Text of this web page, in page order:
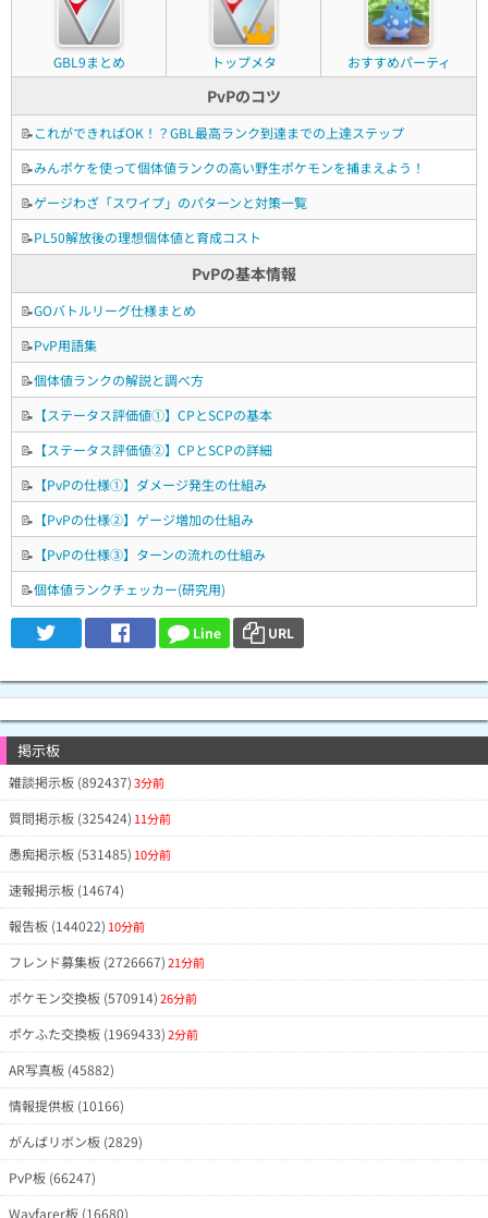
GBL9まとめ トップメタ おすすめパーティ
PvPのコツ
📝これができればOK！？GBL最高ランク到達までの上達ステップ
📝みんポケを使って個体値ランクの高い野生ポケモンを捕まえよう！
📝ゲージわざ「スワイプ」のパターンと対策一覧
📝PL50解放後の理想個体値と育成コスト
PvPの基本情報
📝GOバトルリーグ仕様まとめ
📝PvP用語集
📝個体値ランクの解説と調べ方
📝 【ステータス評価値①】CPとSCPの基本
📝 【ステータス評価値②】CPとSCPの詳細
📝 【PvPの仕様①】ダメージ発生の仕組み
📝 【PvPの仕様②】ゲージ増加の仕組み
📝 【PvPの仕様③】ターンの流れの仕組み
📝個体値ランクチェッカー(研究用)
Line URL
掲示板
雑談掲示板 (892437)3分前
質問掲示板 (325424) 11分前
愚痴掲示板 (531485) 10分前
速報掲示板 (14674)
報告板 (144022) 10分前
フレンド募集板 (2726667)21分前
ポケモン交換板 (570914)26分前
ポケふた交換板 (1969433)2分前
AR写真板 (45882)
情報提供板 (10166)
がんばリボン板 (2829)
PvP板 (66247)
Wayfarer板 (16680)